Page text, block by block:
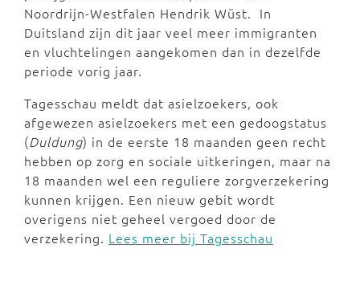
Noordrijn-Westfalen Hendrik Wüst. In
Duitsland zijn dit jaar veel meer immigranten
en vluchtelingen aangekomen dan in dezelfde
periode vorig jaar.
Tagesschau meldt dat asielzoekers, ook
afgewezen asielzoekers met een gedoogstatus
(Duldung) in de eerste 18 maanden geen recht
hebben op zorg en sociale uitkeringen, maar na
18 maanden wel een reguliere zorgverzekering
kunnen krijgen. Een nieuw gebit wordt
overigens niet geheel vergoed door de
verzekering. Lees meer bij Tagesschau